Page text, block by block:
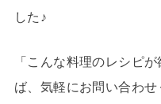
した♪
「こんな料理のレシピ
ば、気軽にお問い合わせ